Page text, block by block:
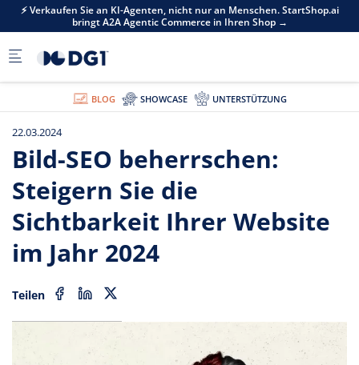
Skip to main content
⚡ Verkaufen Sie an KI-Agenten, nicht nur an Menschen. StartShop.ai
bringt A2A Agentic Commerce in Ihren Shop →
BLOG SHOWCASE UNTERSTÜTZUNG
22.03.2024
Bild-SEO beherrschen:
Steigern Sie die
Sichtbarkeit Ihrer Website
im Jahr 2024
Teilen